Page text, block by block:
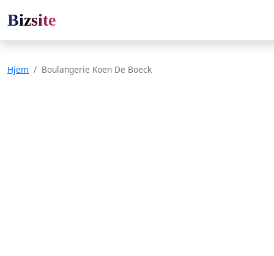
Bizsite
Hjem Boulangerie Koen De Boeck